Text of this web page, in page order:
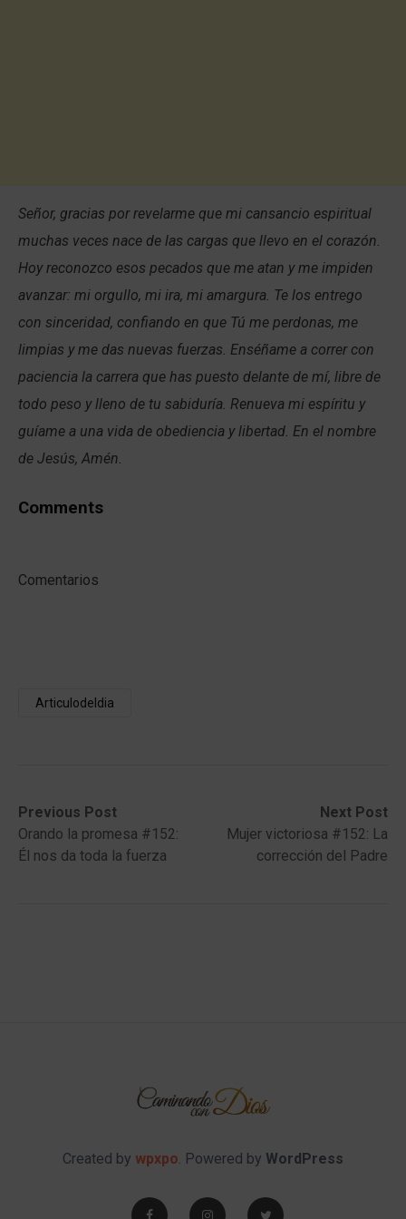
Señor, gracias por revelarme que mi cansancio espiritual
muchas veces nace de las cargas que llevo en el corazón.
Hoy reconozco esos pecados que me atan y me impiden
avanzar: mi orgullo, mi ira, mi amargura. Te los entrego
con sinceridad, confiando en que Tú me perdonas, me
limpias y me das nuevas fuerzas. Enséñame a correr con
paciencia la carrera que has puesto delante de mí, libre de
todo peso y lleno de tu sabiduría. Renueva mi espíritu y
guíame a una vida de obediencia y libertad. En el nombre
de Jesús, Amén.
Comments
Comentarios
Articulodeldia
Post
navigation
Previous Post
Previous
post:Orando la promesa #152:
Él nos da toda la fuerza
Next Post
Next
post:
Mujer victoriosa #152: La
corrección del Padre
Created by wpxpo. Powered by WordPress